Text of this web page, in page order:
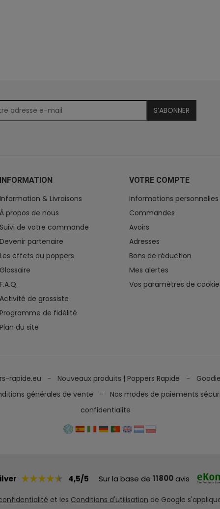
S’ABONNER
INFORMATION
Information & Livraisons
À propos de nous
Suivi de votre commande
Devenir partenaire
Les effets du poppers
Glossaire
F.A.Q.
Activité de grossiste
Programme de fidélité
Plan du site
VOTRE COMPTE
Informations personnelles
Commandes
Avoirs
Adresses
Bons de réduction
Mes alertes
Vos paramètres de
rapide.eu Nouveaux produits | Poppers Rapide
générales de vente
Nos modes de paiements
confidentialite
4,5/5 Sur la base de 11800avis
et les Conditions d'utilisation de Google